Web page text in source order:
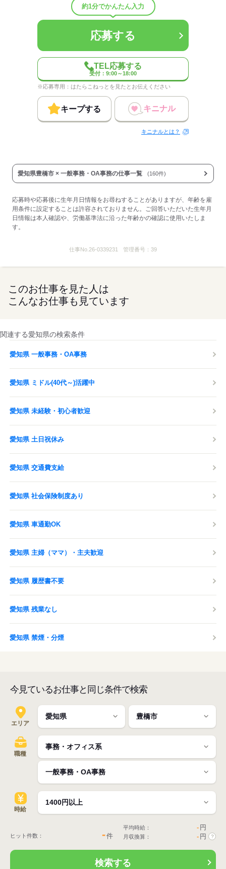
応募する
約1分でかんたん入力
応募する
TEL応募する
受付：9:00～18:00
※応募専用：はたらこねっとを見たとお伝えください
キープする キニナル
キニナルとは？
愛知県豊橋市 × 一般事務・OA事務の仕事一覧 (160件)
応募時や応募後に生年月日情報をお尋ねすることがありますが、年齢を雇
用条件に設定することは許容されておりません。ご回答いただいた生年月
日情報は本人確認や、労働基準法に沿った年齢かの確認に使用いたしま
す。
仕事No. 26-0339231 管理番号： 39
このお仕事を見た人は
こんなお仕事も見ています
関連する愛知県の検索条件
愛知県 一般事務・OA事務
愛知県 ミドル(40代～)活躍中
愛知県 未経験・初心者歓迎
愛知県 土日祝休み
愛知県 交通費支給
愛知県 社会保険制度あり
愛知県 車通勤OK
愛知県 主婦（ママ）・主夫歓迎
愛知県 履歴書不要
愛知県 残業なし
愛知県 禁煙・分煙
今見ているお仕事と同じ条件で検索
エリア
職種
時給
ヒット件数： -件
平均時給： - 円
月収換算： - 円 ?
検索する